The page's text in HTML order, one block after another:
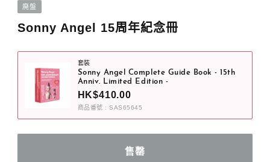
廃盤
Sonny Angel 15周年紀念冊
套裝
Sonny Angel Complete Guide Book - 15th
Anniv. Limited Edition -
HK$410.00
商品番號 : SAS65645